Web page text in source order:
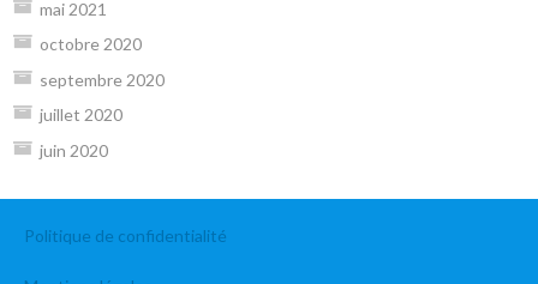
mai 2021
octobre 2020
septembre 2020
juillet 2020
juin 2020
Politique de confidentialité